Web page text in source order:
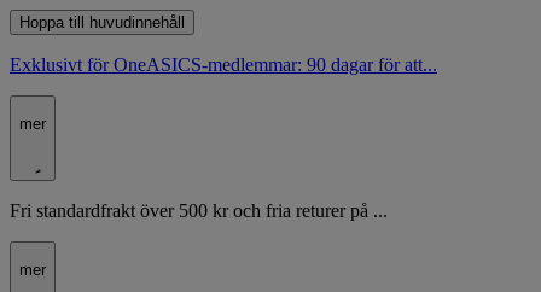
Hoppa till huvudinnehåll
Exklusivt för OneASICS-medlemmar: 90 dagar för att...
mer
Fri standardfrakt över 500 kr och fria returer på ...
mer